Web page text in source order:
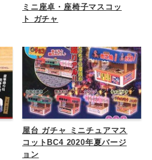
ミニ座卓・座椅子マスコッ
ト ガチャ
屋台 ガチャ ミニチュアマス
コットBC4 2020年夏バージ
ョン